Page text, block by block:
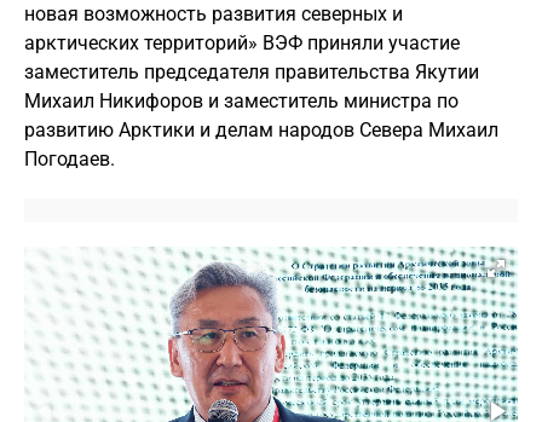
новая возможность развития северных и
арктических территорий» ВЭФ приняли участие
заместитель председателя правительства Якутии
Михаил Никифоров и заместитель министра по
развитию Арктики и делам народов Севера Михаил
Погодаев.